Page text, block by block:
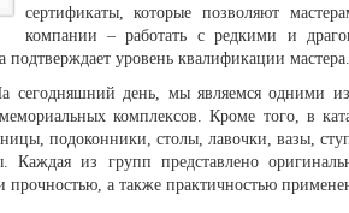
сертификаты, которые позволяют
компании – работать с редкими и
подтверждает уровень квалификации мастера.
сегодняшний день, мы являемся одними
комплексов. Кроме того, в
подоконники, столы, лавочки, вазы,
из групп представлено
а также практичностью